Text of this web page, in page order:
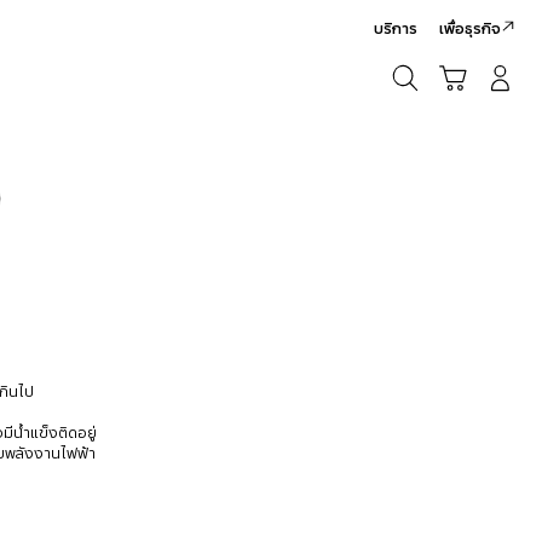
บริการ เพื่อธุรกิจ
นไป
มีน้ำแข็งติดอยู่
พลังงานไฟฟ้า